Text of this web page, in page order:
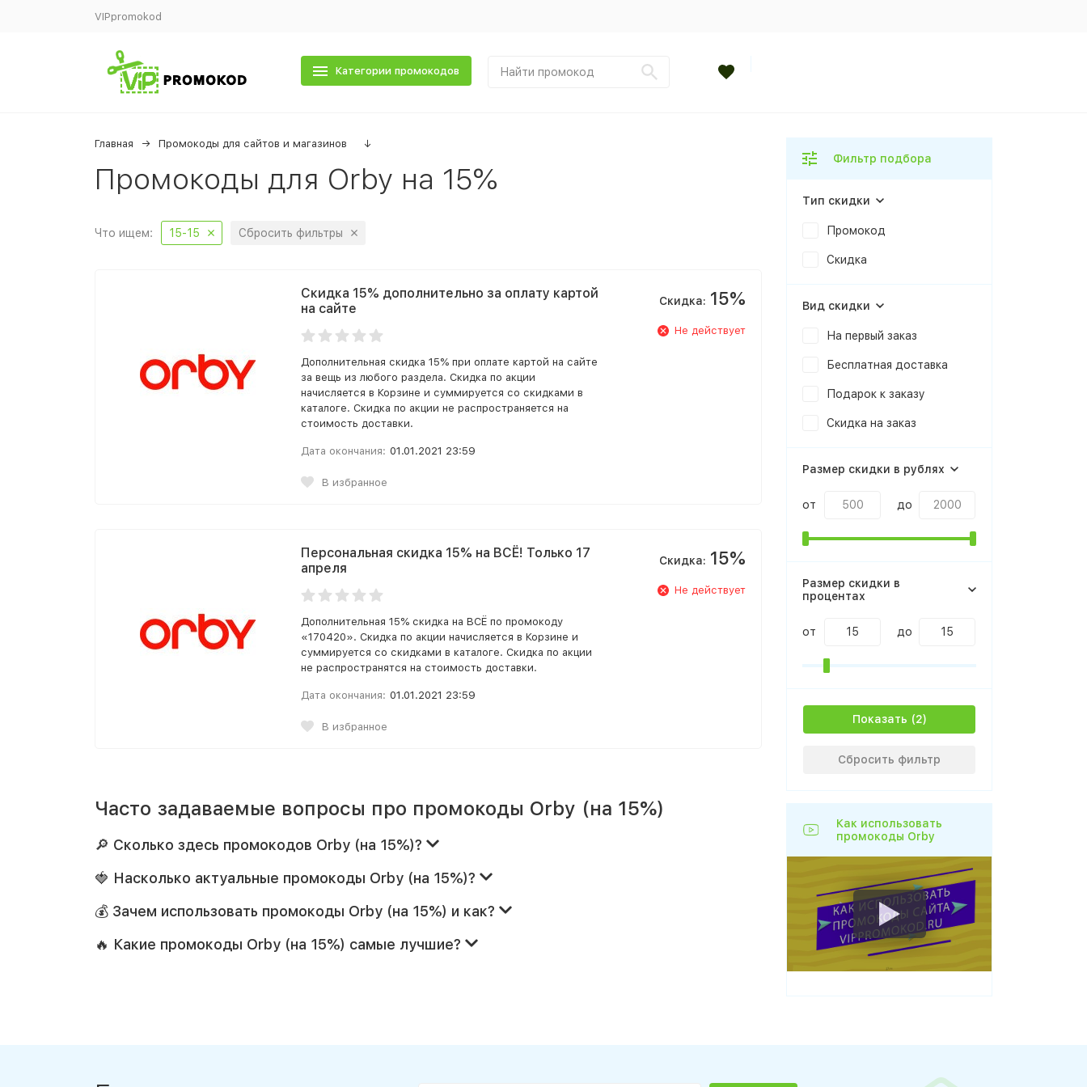
VIPpromokod
Категории промокодов
Главная Промокоды для сайтов и магазинов ↓
Промокоды для Orby на 15%
Что ищем: 15-15 Сбросить фильтры
Скидка 15% дополнительно за оплату картой
на сайте
Дополнительная скидка 15% при оплате картой на сайте
за вещь из любого раздела. Скидка по акции
начисляется в Корзине и суммируется со скидками в
каталоге. Скидка по акции не распространяется на
стоимость доставки.
Дата окончания: 01.01.2021 23:59
В избранное
Скидка: 15%
Не действует
Персональная скидка 15% на ВСЁ! Только 17
апреля
Дополнительная 15% скидка на ВСЁ по промокоду
«170420». Скидка по акции начисляется в Корзине и
суммируется со скидками в каталоге. Скидка по акции
не распространятся на стоимость доставки.
Дата окончания: 01.01.2021 23:59
В избранное
Скидка: 15%
Не действует
Часто задаваемые вопросы про промокоды Orby (на 15%)
🔎 Сколько здесь промокодов Orby (на 15%)?
🍓 Насколько актуальные промокоды Orby (на 15%)?
💰 Зачем использовать промокоды Orby (на 15%) и как?
🔥 Какие промокоды Orby (на 15%) самые лучшие?
Фильтр подбора
Тип скидки
Промокод
Скидка
Вид скидки
На первый заказ
Бесплатная доставка
Подарок к заказу
Скидка на заказ
Размер скидки в рублях
от до
Размер скидки в
процентах
от до
Показать
Сбросить фильтр
Как использовать
промокоды Orby